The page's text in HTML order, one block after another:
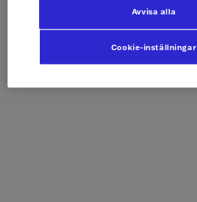
Cookie-inställningar
Avvisa alla